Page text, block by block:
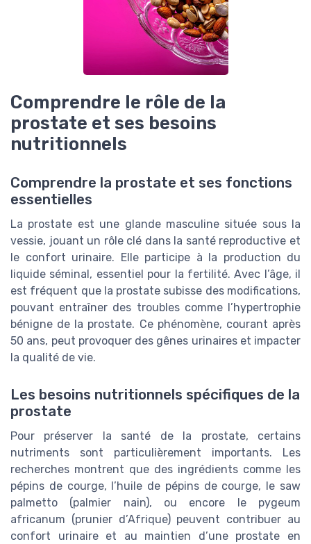
Comprendre le rôle de la
prostate et ses besoins
nutritionnels
Comprendre la prostate et ses fonctions
essentielles
La prostate est une glande masculine située sous la
vessie, jouant un rôle clé dans la santé reproductive et
le confort urinaire. Elle participe à la production du
liquide séminal, essentiel pour la fertilité. Avec l’âge, il
est fréquent que la prostate subisse des modifications,
pouvant entraîner des troubles comme l’hypertrophie
bénigne de la prostate. Ce phénomène, courant après
50 ans, peut provoquer des gênes urinaires et impacter
la qualité de vie.
Les besoins nutritionnels spécifiques de la
prostate
Pour préserver la santé de la prostate, certains
nutriments sont particulièrement importants. Les
recherches montrent que des ingrédients comme les
pépins de courge, l’huile de pépins de courge, le saw
palmetto (palmier nain), ou encore le pygeum
africanum (prunier d’Afrique) peuvent contribuer au
confort urinaire et au maintien d’une prostate en